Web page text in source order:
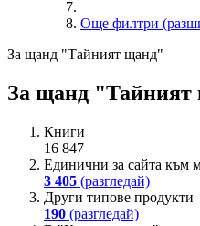
Още филтри
За щанд "Тайният щанд"
За щанд
Книги
16 847
Единични за сайта към
3 405 (разгледай)
Други типове продукти
190 (разгледай)